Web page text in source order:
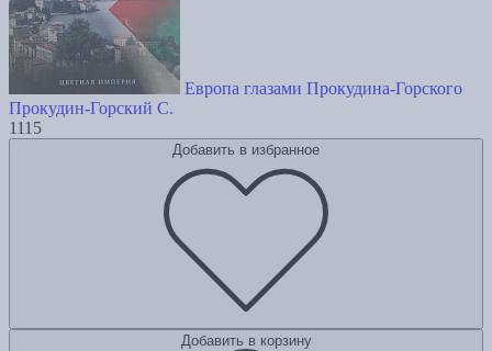
Европа глазами Прокудина-Горского
Прокудин-Горский С.
1115
Добавить в избранное
Добавить в корзину